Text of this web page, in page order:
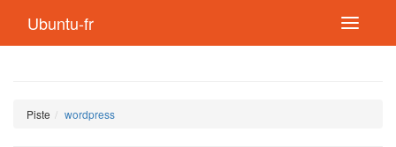
Ubuntu-fr
Piste wordpress